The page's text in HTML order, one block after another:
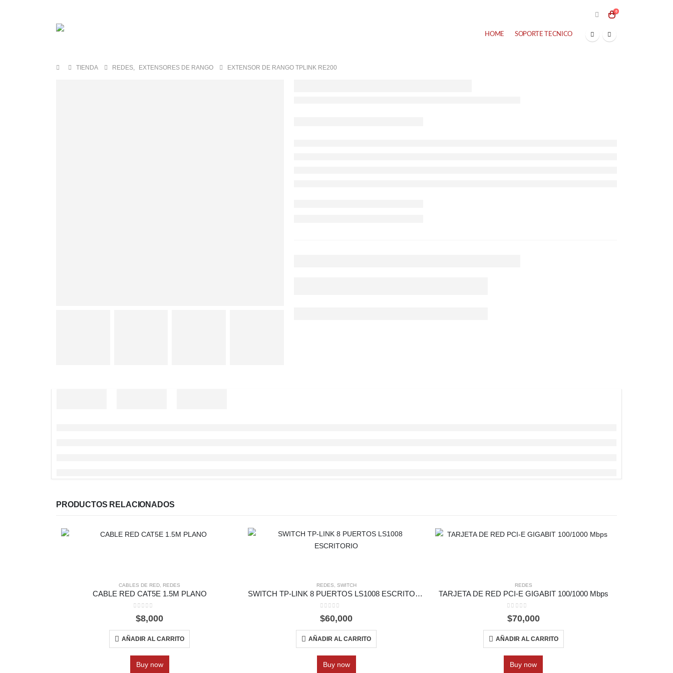
0
HOME SOPORTE TECNICO
TIENDA REDES, EXTENSORES DE RANGO EXTENSOR DE RANGO TPLINK RE200
PRODUCTOS RELACIONADOS
CABLES DE RED REDES
CABLE RED CAT5E 1.5M PLANO
out of 5
$8,000
AÑADIR AL CARRITO
Buy now
REDES SWITCH
SWITCH TP-LINK 8 PUERTOS LS1008 ESCRITORIO
0
$60,000
AÑADIR AL CARRITO
Buy now
REDES
TARJETA DE RED PCI-E GIGABIT 100/1000 Mbps
0
$70,000
AÑADIR AL CARRITO
Buy now